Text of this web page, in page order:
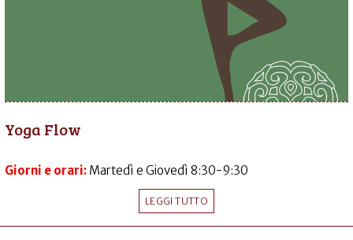
Yoga Flow
Giorni e orari: Martedì e Giovedì 8:30-9:30
LEGGI TUTTO